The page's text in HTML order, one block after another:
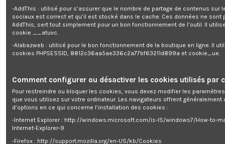
commande)
Votre panier totalisera 17 points qui pourront être convertis en un bon
de réduction de 0,17 €.
Détails du produit
Reviews(0)
Anti calcaire pour machine à laver
-AddThis : utilisé pour s’assurer que le nombre de partage de contenus sur
sociaux est correct et qu’il est stocké dans le cache. Ces données ne sont
AddThis, sert tout simplement pour un bon fonctionnement de l’outil. Il
cookie __atuvc.
-Alabazweb : utilisé pour le bon fonctionnement de la boutique en ligne. Il
cookies PHPSESSID, 8812c36aa5ae336c2a77bf63211d899a et cookie_ue.
Comment configurer ou désactiver les cookies utilisés par
Pour restreindre ou bloquer les cookies, vous devez modifier les
que vous utilisez sur votre ordinateur. Les navigateurs offrent généralement
d’options en ce qui concerne l’installation des cookies :
-Internet Explorer : http://windows.microsoft.com/is-IS/windows7/How-to-
Internet-Explorer-9
-Firefox : http://support.mozilla.org/en-US/kb/Cookies